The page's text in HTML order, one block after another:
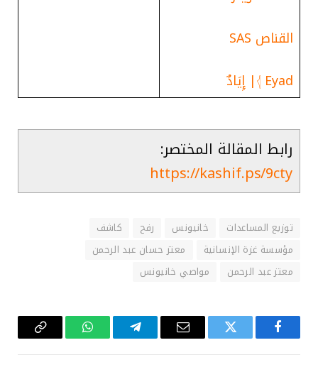
القناص SAS
𓂆 Eyad| إِيَادٌ
رابط المقالة المختصر:
https://kashif.ps/9cty
توزيع المساعدات خانيونس رفح
كاشف
مؤسسة غزة الإنسانية
معتز حسان عبد الرحمن
معتز عبد الرحمن
مواصي خانيونس
فيسبوك تويتر
البريد
تيلقرام واتساب Copy